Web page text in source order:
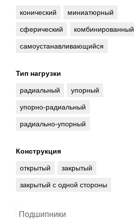
конический миниатюрный
сферический комбинированный
самоустанавливающийся
Тип нагрузки
радиальный упорный
упорно-радиальный
радиально-упорный
Конструкция
открытый закрытый
закрытый с одной стороны
Подшипники